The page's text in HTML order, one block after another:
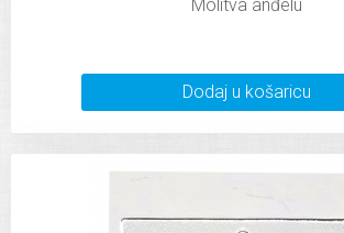
Molitva anđelu
Dodaj u košaricu